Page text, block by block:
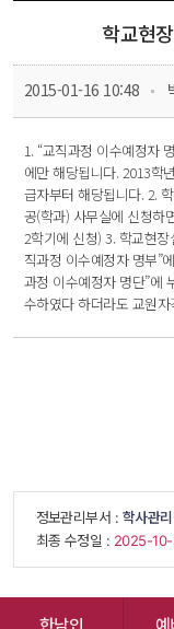
학교현
2015-01-16 10:48
1. “교직과정 이수예정자
에만 해당됩니다. 2013학
급자부터 해당됩니다. 2.
공(학과) 사무실에 신청하
2학기에 신청) 3. 학교현
직과정 이수예정자 명부”
과정 이수예정자 명단”에
수하였다 하더라도 교원
정보관리부서 : 학사관
최종 수정일 : 2025-10-
한남인 예